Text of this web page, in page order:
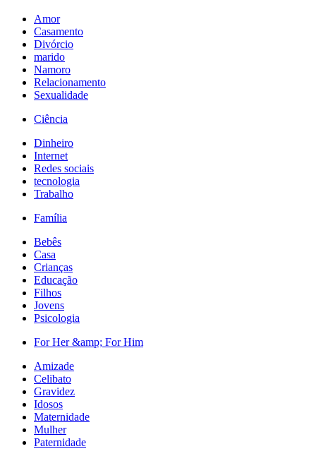
Amor
Casamento
Divórcio
marido
Namoro
Relacionamento
Sexualidade
Ciência
Dinheiro
Internet
Redes sociais
tecnologia
Trabalho
Família
Bebês
Casa
Crianças
Educação
Filhos
Jovens
Psicologia
For Her &amp; For Him
Amizade
Celibato
Gravidez
Idosos
Maternidade
Mulher
Paternidade